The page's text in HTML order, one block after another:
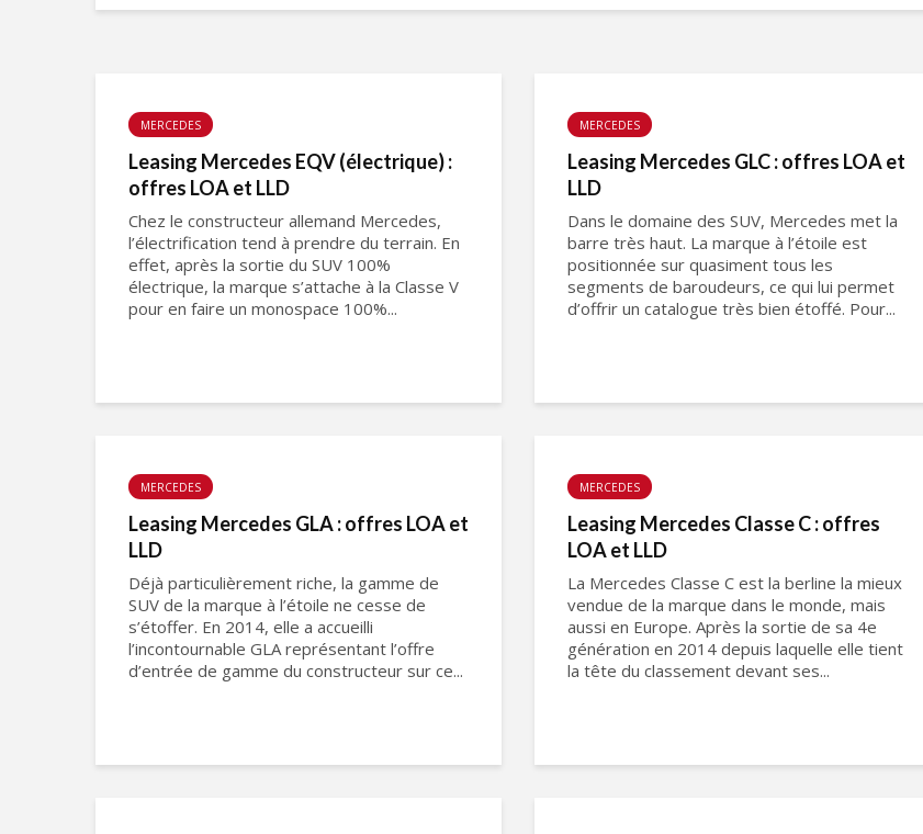
MERCEDES
Leasing Mercedes EQV (électrique) :
offres LOA et LLD
Chez le constructeur allemand Mercedes,
l’électrification tend à prendre du terrain. En
effet, après la sortie du SUV 100%
électrique, la marque s’attache à la Classe V
pour en faire un monospace 100%...
MERCEDES
Leasing Mercedes GLC : offres LOA et
LLD
Dans le domaine des SUV, Mercedes met la
barre très haut. La marque à l’étoile est
positionnée sur quasiment tous les
segments de baroudeurs, ce qui lui permet
d’offrir un catalogue très bien étoffé. Pour...
MERCEDES
Leasing Mercedes GLA : offres LOA et
LLD
Déjà particulièrement riche, la gamme de
SUV de la marque à l’étoile ne cesse de
s’étoffer. En 2014, elle a accueilli
l’incontournable GLA représentant l’offre
d’entrée de gamme du constructeur sur ce...
MERCEDES
Leasing Mercedes Classe C : offres
LOA et LLD
La Mercedes Classe C est la berline la mieux
vendue de la marque dans le monde, mais
aussi en Europe. Après la sortie de sa 4e
génération en 2014 depuis laquelle elle tient
la tête du classement devant ses...